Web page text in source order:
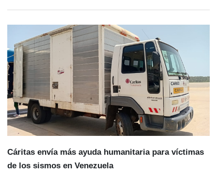
Cáritas envía más ayuda humanitaria para víctimas
de los sismos en Venezuela